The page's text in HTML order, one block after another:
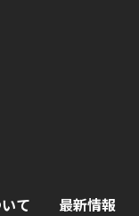
て 最新情報